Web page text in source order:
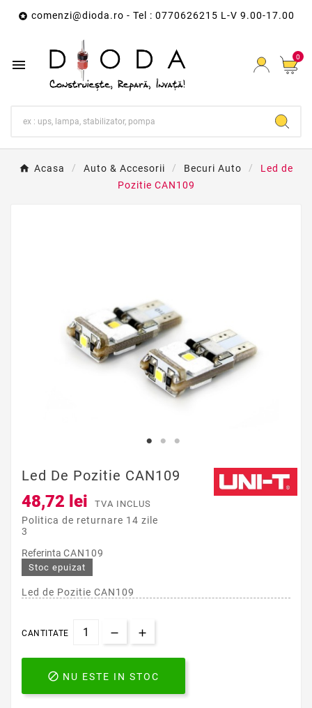
 comenzi@dioda.ro - Tel : 0770626215 L-V 9.00-17.00
 0
Acasa Auto & Accesorii Becuri Auto
Led de
Pozitie CAN109
Led De Pozitie CAN109
48,72 lei TVA INCLUS
Politica de returnare 14 zile
3
Referinta CAN109
Stoc epuizat
Led de Pozitie CAN109
CANTITATE
 NU ESTE IN STOC